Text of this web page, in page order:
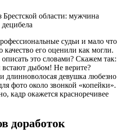
судьи и мало что
качество его оценили как могли.
это словами? Скажем так:
встают дыбом! Не верите?
длинноволосая девушка любезно
фото около звонкой «копейки».
кадр окажется красноречивее
доработок